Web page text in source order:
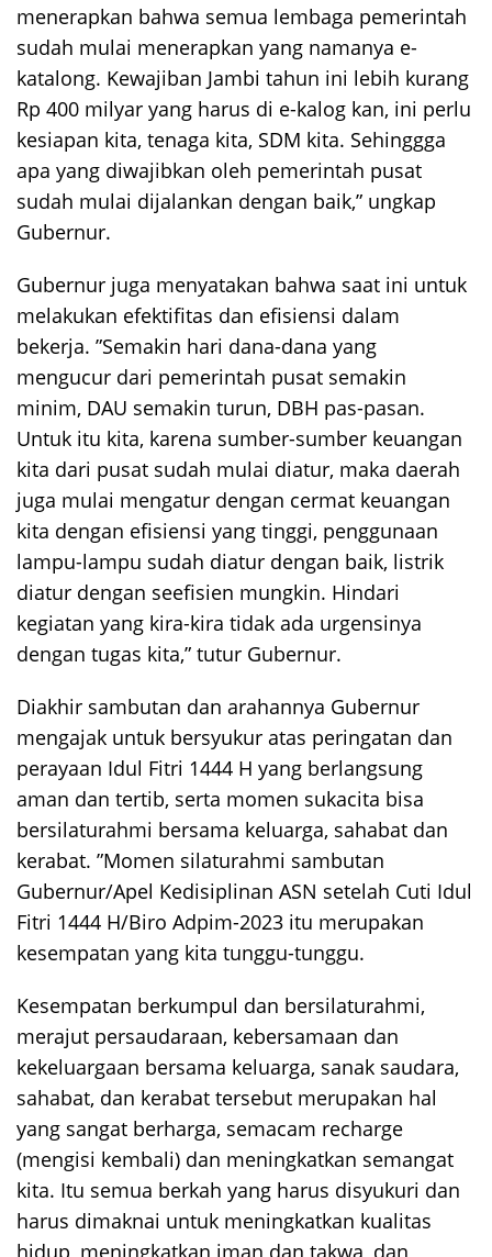
menerapkan bahwa semua lembaga pemerintah
sudah mulai menerapkan yang namanya e-
katalong. Kewajiban Jambi tahun ini lebih kurang
Rp 400 milyar yang harus di e-kalog kan, ini perlu
kesiapan kita, tenaga kita, SDM kita. Sehinggga
apa yang diwajibkan oleh pemerintah pusat
sudah mulai dijalankan dengan baik,” ungkap
Gubernur.
Gubernur juga menyatakan bahwa saat ini untuk
melakukan efektifitas dan efisiensi dalam
bekerja. ”Semakin hari dana-dana yang
mengucur dari pemerintah pusat semakin
minim, DAU semakin turun, DBH pas-pasan.
Untuk itu kita, karena sumber-sumber keuangan
kita dari pusat sudah mulai diatur, maka daerah
juga mulai mengatur dengan cermat keuangan
kita dengan efisiensi yang tinggi, penggunaan
lampu-lampu sudah diatur dengan baik, listrik
diatur dengan seefisien mungkin. Hindari
kegiatan yang kira-kira tidak ada urgensinya
dengan tugas kita,” tutur Gubernur.
Diakhir sambutan dan arahannya Gubernur
mengajak untuk bersyukur atas peringatan dan
perayaan Idul Fitri 1444 H yang berlangsung
aman dan tertib, serta momen sukacita bisa
bersilaturahmi bersama keluarga, sahabat dan
kerabat. ”Momen silaturahmi sambutan
Gubernur/Apel Kedisiplinan ASN setelah Cuti Idul
Fitri 1444 H/Biro Adpim-2023 itu merupakan
kesempatan yang kita tunggu-tunggu.
Kesempatan berkumpul dan bersilaturahmi,
merajut persaudaraan, kebersamaan dan
kekeluargaan bersama keluarga, sanak saudara,
sahabat, dan kerabat tersebut merupakan hal
yang sangat berharga, semacam recharge
(mengisi kembali) dan meningkatkan semangat
kita. Itu semua berkah yang harus disyukuri dan
harus dimaknai untuk meningkatkan kualitas
hidup, meningkatkan iman dan takwa, dan